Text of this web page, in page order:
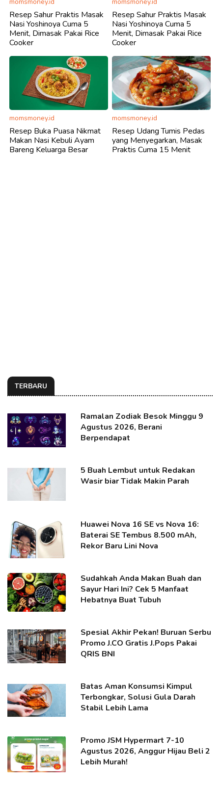
Resep Sahur Praktis Masak
Nasi Yoshinoya Cuma 5
Menit, Dimasak Pakai Rice
Cooker
Resep Sahur Praktis Masak
Nasi Yoshinoya Cuma 5
Menit, Dimasak Pakai Rice
Cooker
momsmoney.id
Resep Buka Puasa Nikmat
Makan Nasi Kebuli Ayam
Bareng Keluarga Besar
momsmoney.id
Resep Udang Tumis Pedas
yang Menyegarkan, Masak
Praktis Cuma 15 Menit
TERBARU
Ramalan Zodiak Besok Minggu 9
Agustus 2026, Berani
Berpendapat
5 Buah Lembut untuk Redakan
Wasir biar Tidak Makin Parah
Huawei Nova 16 SE vs Nova 16:
Baterai SE Tembus 8.500 mAh,
Rekor Baru Lini Nova
Sudahkah Anda Makan Buah dan
Sayur Hari Ini? Cek 5 Manfaat
Hebatnya Buat Tubuh
Spesial Akhir Pekan! Buruan Serbu
Promo J.CO Gratis J.Pops Pakai
QRIS BNI
Batas Aman Konsumsi Kimpul
Terbongkar, Solusi Gula Darah
Stabil Lebih Lama
Promo JSM Hypermart 7-10
Agustus 2026, Anggur Hijau Beli 2
Lebih Murah!